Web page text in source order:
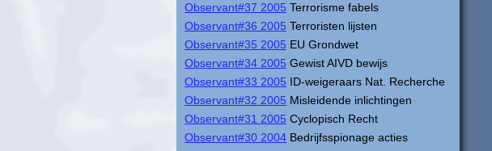
Observant#37 2005 Terrorisme fabels
Observant#36 2005 Terroristen lijsten
Observant#35 2005 EU Grondwet
Observant#34 2005 Gewist AIVD bewijs
Observant#33 2005 ID-weigeraars Nat. Recherche
Observant#32 2005 Misleidende inlichtingen
Observant#31 2005 Cyclopisch Recht
Observant#30 2004 Bedrijfsspionage acties